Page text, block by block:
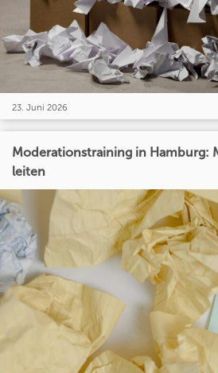
23. Juni 2026
Moderationstraining in Hamburg:
leiten